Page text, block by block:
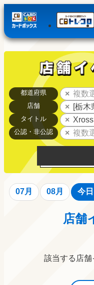
都道府県 複数
店舗 [栃木
タイトル
公認・非公認 複数
07月 08月 今
店舗
該当する店舗